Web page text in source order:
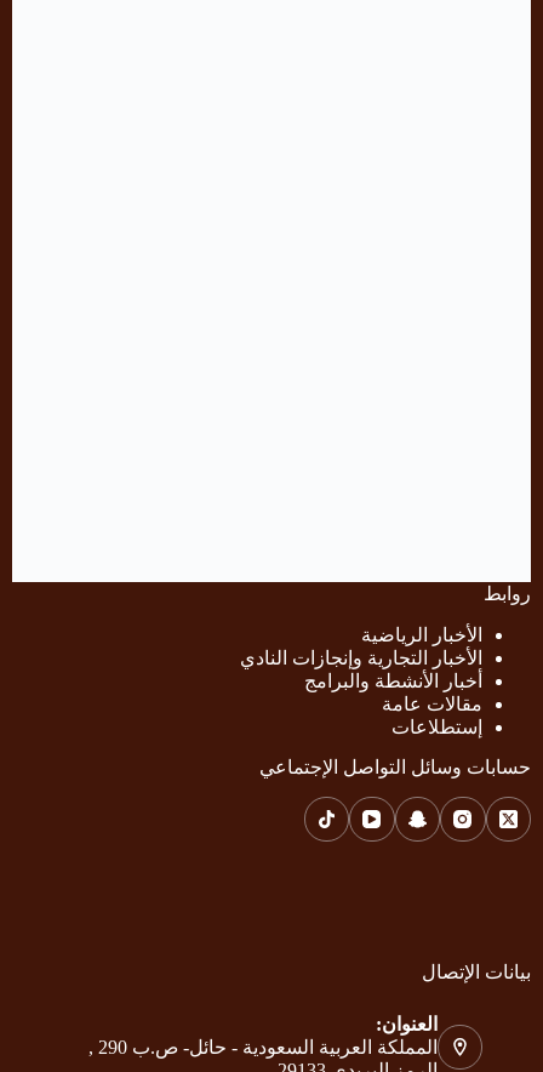
روابط
الأخبار الرياضية
الأخبار التجارية وإنجازات النادي
أخبار الأنشطة والبرامج
مقالات عامة
إستطلاعات
حسابات وسائل التواصل الإجتماعي
بيانات الإتصال
العنوان:
المملكة العربية السعودية - حائل- ص.ب 290 ,